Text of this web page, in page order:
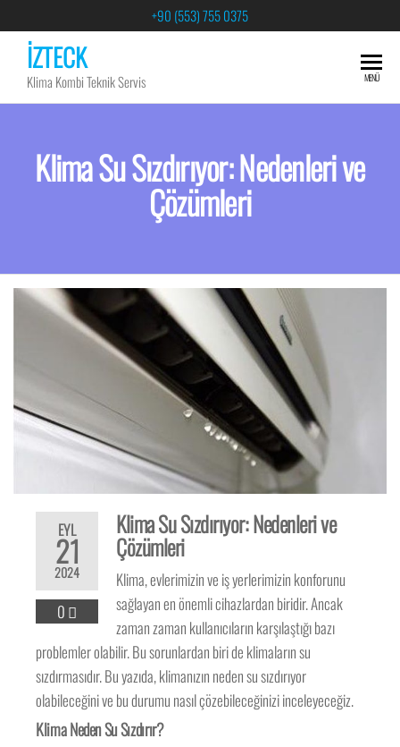
+90 (553) 755 0375
İZTECK
Klima Kombi Teknik Servis MENÜ
Klima Su Sızdırıyor: Nedenleri ve
Çözümleri
EYL
21
2024
0
Klima Su Sızdırıyor: Nedenleri ve
Çözümleri
Klima, evlerimizin ve iş yerlerimizin konforunu
sağlayan en önemli cihazlardan biridir. Ancak
zaman zaman kullanıcıların karşılaştığı bazı
problemler olabilir. Bu sorunlardan biri de klimaların su
sızdırmasıdır. Bu yazıda, klimanızın neden su sızdırıyor
olabileceğini ve bu durumu nasıl çözebileceğinizi inceleyeceğiz.
Klima Neden Su Sızdırır?